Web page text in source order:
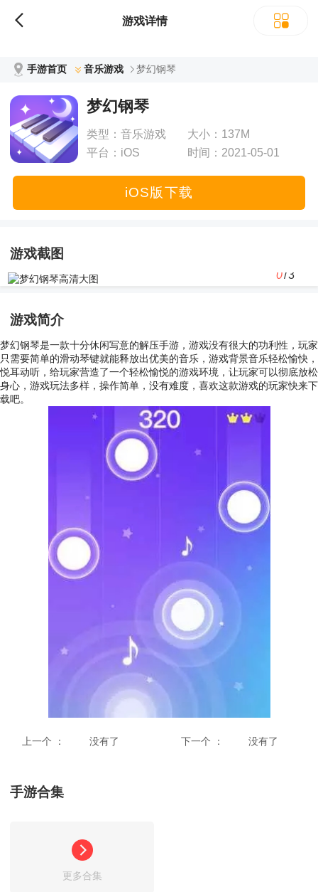
游戏详情
手游首页 音乐游戏 梦幻钢琴
梦幻钢琴
类型： 音乐游戏 大小： 137M
平台： iOS 时间： 2021-05-01
iOS版下载
游戏截图
0/3
游戏简介
梦幻钢琴是一款十分休闲写意的解压手游，游戏没有很大的功利性，玩家
只需要简单的滑动琴键就能释放出优美的音乐，游戏背景音乐轻松愉快，
悦耳动听，给玩家营造了一个轻松愉悦的游戏环境，让玩家可以彻底放松
身心，游戏玩法多样，操作简单，没有难度，喜欢这款游戏的玩家快来下
载吧。
上一个 ： 没有了 下一个 ： 没有了
手游合集
更多合集